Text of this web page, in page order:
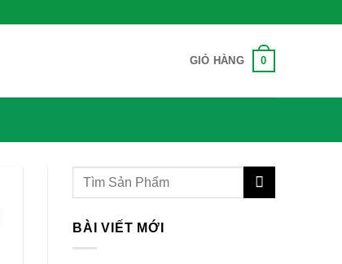
GIỎ HÀNG 0
BÀI VIẾT MỚI